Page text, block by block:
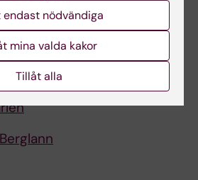
endast nödvändiga
mina valda kakor
Tillåt alla